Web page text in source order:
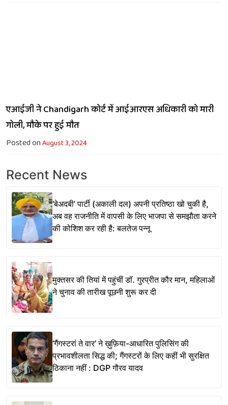
एआईजी ने Chandigarh कोर्ट में आईआरएस अधिकारी को मारी
गोली, मौके पर हुई मौत
Posted onAugust 3, 2024
Recent News
‘बेअदबी’ पार्टी (अकाली दल) अपनी प्रतिष्ठा खो चुकी है,
अब वह राजनीति में वापसी के लिए भाजपा से समझौता करने
की कोशिश कर रही है: बलतेज पन्नू
मुक्तसर की तियां में पहुंचीं डॉ. गुरप्रीत कौर मान, महिलाओं
ने चुनाव की तारीख पूछनी शुरू कर दी
‘गैंगस्टरां ते वार’ ने ख़ुफ़िया-आधारित पुलिसिंग की
प्रभावशीलता सिद्ध की; गैंगस्टरों के लिए कहीं भी सुरक्षित
ठिकाना नहीं : DGP गौरव यादव